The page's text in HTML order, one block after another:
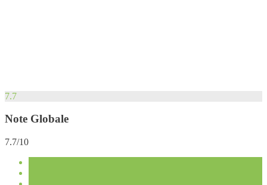
7.7
Note Globale
7.7/10